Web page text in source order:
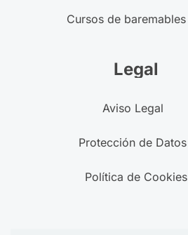
Cursos de baremables
Legal
Aviso Legal
Protección de Datos
Política de Cookies